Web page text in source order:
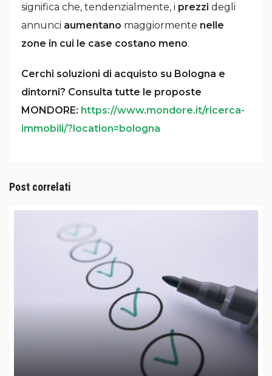
significa che, tendenzialmente, i prezzi degli
annunci aumentano maggiormente nelle
zone in cui le case costano meno.
Cerchi soluzioni di acquisto su Bologna e
dintorni? Consulta tutte le proposte
MONDORE: https://www.mondore.it/ricerca-
immobili/?location=bologna
Post correlati